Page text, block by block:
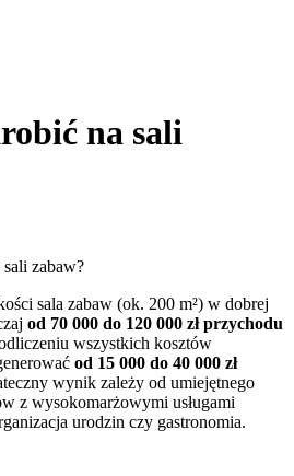
na sali
zabaw?
sala zabaw (ok. 200 m²) w dobrej
od 70 000 do 120 000 zł przychodu
wszystkich kosztów
od 15 000 do 40 000 zł
wynik zależy od umiejętnego
z wysokomarżowymi usługami
urodzin czy gastronomia.